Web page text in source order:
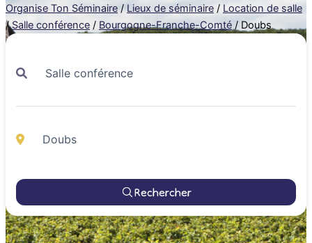
Organise Ton Séminaire / Lieux de séminaire / Location de salle
/ Salle conférence / Bourgogne-Franche-Comté / Doubs
Rechercher